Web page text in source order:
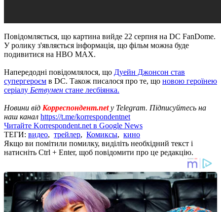
Повідомляється, що картина вийде 22 серпня на DC FanDome.
У ролику з'являється інформація, що фільм можна буде
подивитися на HBO MAX.
Напередодні повідомлялося, що Дуейн Джонсон став
супергероєм в DC. Також писалося про те, що новою героїнею
серіалу Бетвумен стане лесбіянка.
Новини від Корреспондент.net у Telegram. Підписуйтесь на
наш канал https://t.me/korrespondentnet
Читайте Korrespondent.net в Google News
ТЕГИ: видео, трейлер, Комиксы, кино
Якщо ви помітили помилку, виділіть необхідний текст і
натисніть Ctrl + Enter, щоб повідомити про це редакцію.